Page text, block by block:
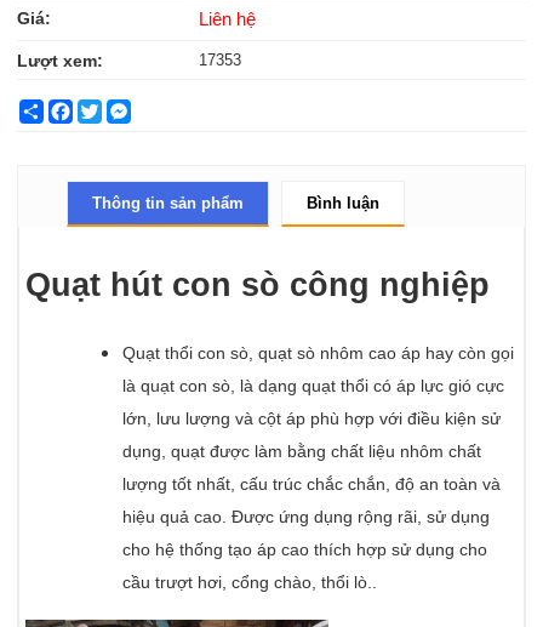
Giá: Liên hệ
Lượt xem: 17353
ShareFacebook
Twitter
Thông tin sản phẩm Bình luận
Quạt hút con sò công nghiệp
Quạt thổi con sò, quạt sò nhôm cao áp hay còn gọi
là quạt con sò, là dạng quạt thổi có áp lực gió cực
lớn, lưu lượng và cột áp phù hợp với điều kiện sử
dụng, quạt được làm bằng chất liệu nhôm chất
lượng tốt nhất, cấu trúc chắc chắn, độ an toàn và
hiệu quả cao. Được ứng dụng rộng rãi, sử dụng
cho hệ thống tạo áp cao thích hợp sử dụng cho
cầu trượt hơi, cổng chào, thổi lò..